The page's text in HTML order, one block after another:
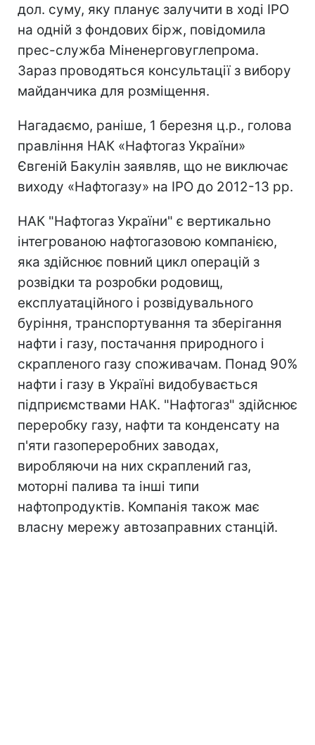
дол. суму, яку планує залучити в ході IPO
на одній з фондових бірж, повідомила
прес-служба Міненерговуглепрома.
Зараз проводяться консультації з вибору
майданчика для розміщення.
Нагадаємо, раніше, 1 березня ц.р., голова
правління НАК «Нафтогаз України»
Євгеній Бакулін заявляв, що не виключає
виходу «Нафтогазу» на IPO до 2012-13 рр.
НАК "Нафтогаз України" є вертикально
інтегрованою нафтогазовою компанією,
яка здійснює повний цикл операцій з
розвідки та розробки родовищ,
експлуатаційного і розвідувального
буріння, транспортування та зберігання
нафти і газу, постачання природного і
скрапленого газу споживачам. Понад 90%
нафти і газу в Україні видобувається
підприємствами НАК. "Нафтогаз" здійснює
переробку газу, нафти та конденсату на
п'яти газопереробних заводах,
виробляючи на них скраплений газ,
моторні палива та інші типи
нафтопродуктів. Компанія також має
власну мережу автозаправних станцій.